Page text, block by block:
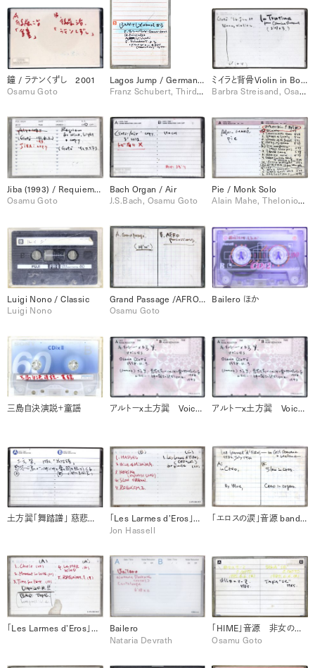
鐘 / ラテンくずし 2001
Osamu Goto
Lagos Jump / German Dance from Barry Lyndon, etc.（音源）
Franz Schubert, Third World
ミイラと背骨Violin in Bones (1996/1/14) / In Trutina
Barbra Streisand, Osamu Goto
Jiba (1993) / Requiem for Wind Light (1992/5/17)
Osamu Goto
Bach Organ / Air
J.S.Bach, Osamu Goto
Pie / Monk Solo
Alain Mahe, Thelonious Monk
Luigi Nono / Classic
Luigi Nono
Grand Passage /AFRO (Percussions)
Osamu Goto
Bailero ほか
三島自決演説＋童謡 アルトーx土方巽 Voice (1998/11/9) / 土方巽:慈悲心鳥がバサバサと骨の羽根を拡げてくる (1986) / A.アルトー:神の裁きと訣別するために (1947) アルトーx土方巽 Voice (1998/11/9) / 土方巽:慈悲心鳥がバサバサと骨の羽根を拡げてくる (1986) / A.アルトー:神の裁きと訣別するために (1947)
土方巽「舞踏譜」 慈悲心鳥がバサバサと骨の羽根を拡げてくる(タイトル 吉岡実）
「Les Larmes d’Eros」音源 (final) Jon Hassel / Voice of Mishima / Slow Organ / Requiem2
Jon Hassell
「エロスの涙」音源 band A in CREO & By Blue / band B Slow in CREO & ORGAN by Gil Grarreue & Helene
「Les Larmes d’Eros」音源 Chore / Moment in Love / Time for Fear / La Mer Wind / Requiem1
Bailero
Nataria Devrath
「HIME」音源 非女のテーマ / TAKA”SE” (1985 6 6 )
Osamu Goto